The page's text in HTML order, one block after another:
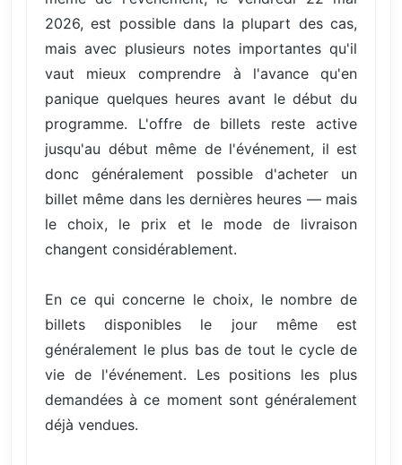
2026, est possible dans la plupart des cas,
mais avec plusieurs notes importantes qu'il
vaut mieux comprendre à l'avance qu'en
panique quelques heures avant le début du
programme. L'offre de billets reste active
jusqu'au début même de l'événement, il est
donc généralement possible d'acheter un
billet même dans les dernières heures — mais
le choix, le prix et le mode de livraison
changent considérablement.
En ce qui concerne le choix, le nombre de
billets disponibles le jour même est
généralement le plus bas de tout le cycle de
vie de l'événement. Les positions les plus
demandées à ce moment sont généralement
déjà vendues.